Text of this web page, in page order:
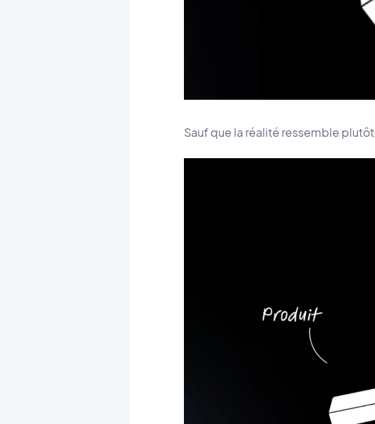
Sauf que la réalité ressemble plutôt